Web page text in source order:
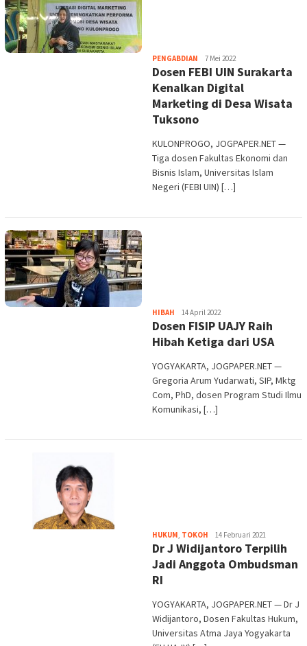
PENGABDIAN Heri
Purwata
7 Mei 2022
Dosen FEBI UIN Surakarta
Kenalkan Digital
Marketing di Desa Wisata
Tuksono
KULONPROGO, JOGPAPER.NET —
Tiga dosen Fakultas Ekonomi dan
Bisnis Islam, Universitas Islam
Negeri (FEBI UIN) […]
HIBAH Heri
Purwata
14 April 2022
Dosen FISIP UAJY Raih
Hibah Ketiga dari USA
YOGYAKARTA, JOGPAPER.NET —
Gregoria Arum Yudarwati, SIP, Mktg
Com, PhD, dosen Program Studi Ilmu
Komunikasi, […]
HUKUM, TOKOH Heri
Purwata
14 Februari 2021
Dr J Widijantoro Terpilih
Jadi Anggota Ombudsman
RI
YOGYAKARTA, JOGPAPER.NET — Dr J
Widijantoro, Dosen Fakultas Hukum,
Universitas Atma Jaya Yogyakarta